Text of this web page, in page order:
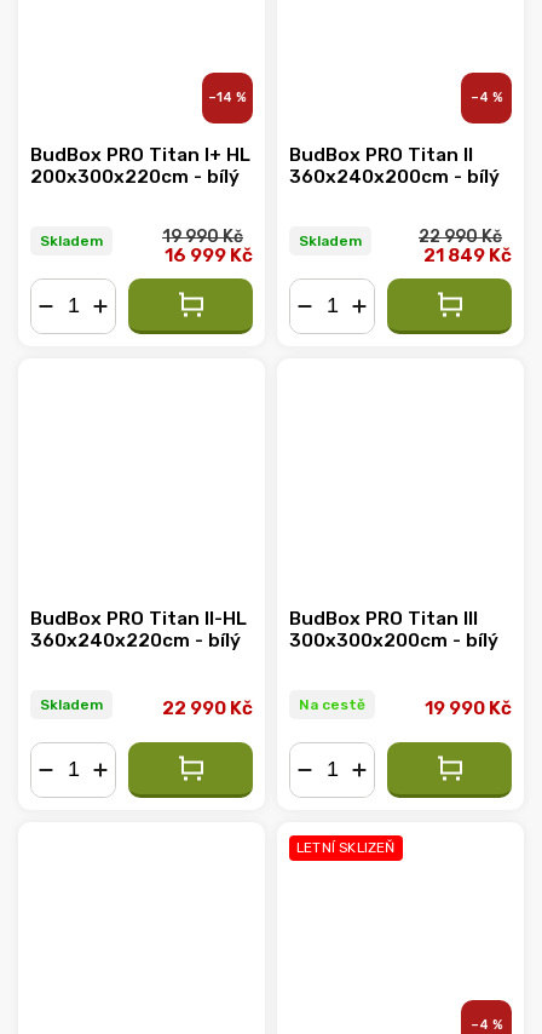
–14 %
BudBox PRO Titan I+ HL
200x300x220cm - bílý
Skladem 19 990 Kč
16 999 Kč
–4 %
BudBox PRO Titan II
360x240x200cm - bílý
Skladem 22 990 Kč
21 849 Kč
BudBox PRO Titan II-HL
360x240x220cm - bílý
Skladem 22 990 Kč
BudBox PRO Titan III
300x300x200cm - bílý
Na cestě 19 990 Kč
LETNÍ SKLIZEŇ
–4 %